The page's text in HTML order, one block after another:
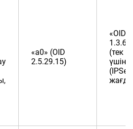
«a0» (OID
2.5.29.15)
«OID
(тек
үшін)